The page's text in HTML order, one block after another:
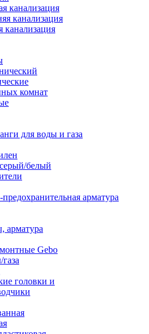
канализация
канализация
канализация
комнат
для воды и газа
белый
арматура
арматура
Gebo
головки и